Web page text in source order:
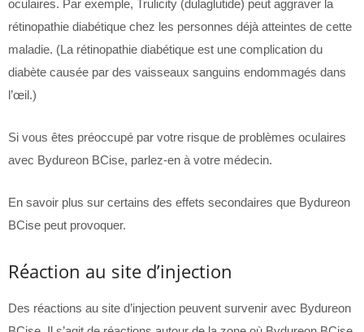
oculaires. Par exemple, Trulicity (dulaglutide) peut aggraver la
rétinopathie diabétique chez les personnes déjà atteintes de cette
maladie. (La rétinopathie diabétique est une complication du
diabète causée par des vaisseaux sanguins endommagés dans
l’œil.)
Si vous êtes préoccupé par votre risque de problèmes oculaires
avec Bydureon BCise, parlez-en à votre médecin.
En savoir plus sur certains des effets secondaires que Bydureon
BCise peut provoquer.
Réaction au site d’injection
Des réactions au site d’injection peuvent survenir avec Bydureon